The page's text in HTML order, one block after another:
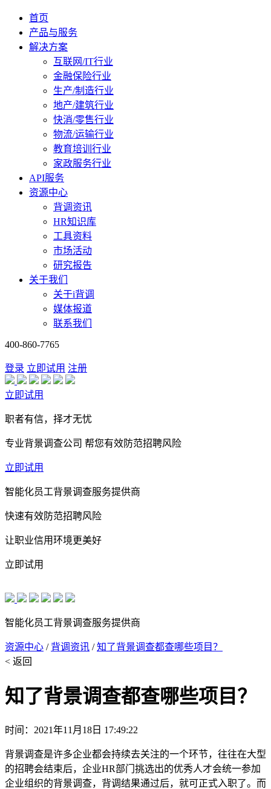
首页
产品与服务
解决方案
互联网/IT行业
金融保险行业
生产/制造行业
地产/建筑行业
快消/零售行业
物流/运输行业
教育培训行业
家政服务行业
API服务
资源中心
背调资讯
HR知识库
工具资料
市场活动
研究报告
关于我们
关于i背调
媒体报道
联系我们
400-860-7765
登录 立即试用 注册
立即试用
职者有信，择才无忧
专业背景调查公司 帮您有效防范招聘风险
立即试用
智能化员工背景调查服务提供商
快速有效防范招聘风险
让职业信用环境更美好
立即试用
智能化员工背景调查服务提供商
资源中心 / 背调资讯 /知了背景调查都查哪些项目？
< 返回
知了背景调查都查哪些项目？
时间：2021年11月18日 17:49:22
背景调查是许多企业都会持续去关注的一个环节，往往在大型
的招聘会结束后，企业HR部门挑选出的优秀人才会统一参加
企业组织的背景调查，背调结果通过后，就可正式入职了。而